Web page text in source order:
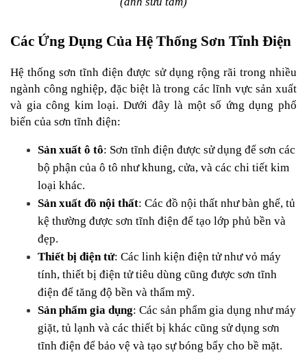
Các Ứng Dụng Của Hệ Thống Sơn Tĩnh Điện
Hệ thống sơn tĩnh điện được sử dụng rộng rãi trong nhiều
ngành công nghiệp, đặc biệt là trong các lĩnh vực sản xuất
và gia công kim loại. Dưới đây là một số ứng dụng phổ
biến của sơn tĩnh điện:
Sản xuất ô tô: Sơn tĩnh điện được sử dụng để sơn các
bộ phận của ô tô như khung, cửa, và các chi tiết kim
loại khác.
Sản xuất đồ nội thất: Các đồ nội thất như bàn ghế, tủ
kệ thường được sơn tĩnh điện để tạo lớp phủ bền và
đẹp.
Thiết bị điện tử: Các linh kiện điện tử như vỏ máy
tính, thiết bị điện tử tiêu dùng cũng được sơn tĩnh
điện để tăng độ bền và thẩm mỹ.
Sản phẩm gia dụng: Các sản phẩm gia dụng như máy
giặt, tủ lạnh và các thiết bị khác cũng sử dụng sơn
tĩnh điện để bảo vệ và tạo sự bóng bẩy cho bề mặt.